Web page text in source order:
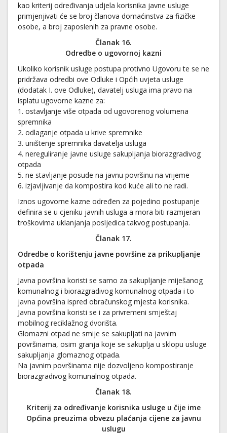
kao kriterij određivanja udjela korisnika javne usluge
primjenjivati će se broj članova domaćinstva za fizičke
osobe, a broj zaposlenih za pravne osobe.
Članak 16.
Odredbe o ugovornoj kazni
Ukoliko korisnik usluge postupa protivno Ugovoru te se ne
pridržava odredbi ove Odluke i Općih uvjeta usluge
(dodatak I. ove Odluke), davatelj usluga ima pravo na
isplatu ugovorne kazne za:
1. ostavljanje više otpada od ugovorenog volumena
spremnika
2. odlaganje otpada u krive spremnike
3. uništenje spremnika davatelja usluga
4. nereguliranje javne usluge sakupljanja biorazgradivog
otpada
5. ne stavljanje posude na javnu površinu na vrijeme
6. izjavljivanje da kompostira kod kuće ali to ne radi.
Iznos ugovorne kazne određen za pojedino postupanje
definira se u cjeniku javnih usluga a mora biti razmjeran
troškovima uklanjanja posljedica takvog postupanja.
Članak 17.
Odredbe o korištenju javne površine za prikupljanje
otpada
Javna površina koristi se samo za sakupljanje miješanog
komunalnog i biorazgradivog komunalnog otpada i to
javna površina ispred obračunskog mjesta korisnika.
Javna površina koristi se i za privremeni smještaj
mobilnog reciklažnog dvorišta.
Glomazni otpad ne smije se sakupljati na javnim
površinama, osim granja koje se sakuplja u sklopu usluge
sakupljanja glomaznog otpada.
Na javnim površinama nije dozvoljeno kompostiranje
biorazgradivog komunalnog otpada.
Članak 18.
Kriterij za određivanje korisnika usluge u čije ime
Općina preuzima obvezu plaćanja cijene za javnu
uslugu